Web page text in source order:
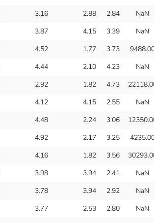
3.16 2.88 2.84
NaN
3.87 4.15 3.39
NaN
4.52 1.77 3.73
4.44 2.10 4.23
NaN
2.92 1.82 4.73
4.12 4.15 2.55
NaN
4.48 2.24 3.06
4.92 2.17 3.25
4.16 1.82 3.56
3.98 3.94 2.41
NaN
3.78 3.94 2.92
NaN
3.77 2.53 2.80
NaN